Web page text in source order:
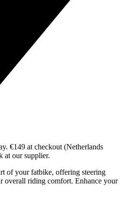
€149 at checkout (Netherlands
at our supplier.
of your fatbike, offering steering
overall riding comfort. Enhance your